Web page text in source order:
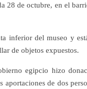
28 de octubre, en el
inferior del museo y
de objetos expuestos.
egipcio hizo
de dos